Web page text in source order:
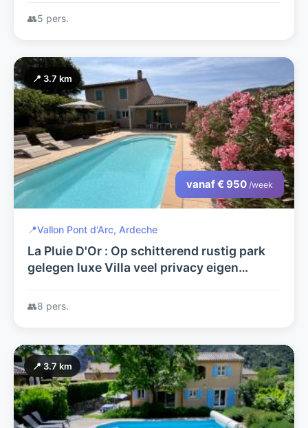
Ardèche
👥5 pers.
📍 3.7 km
vanaf € 950 /week
📍Vallon Pont d'Arc, Ardeche
La Pluie D'Or : Op schitterend rustig park
gelegen luxe Villa veel privacy eigen
Airco, zeer goede beoordeling
👥8 pers.
📍 3.7 km